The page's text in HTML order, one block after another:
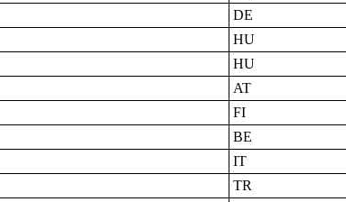
DE
HU
HU
AT
FI
BE
IT
TR